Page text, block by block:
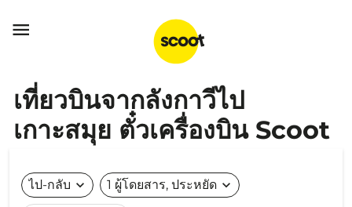

เที่ยวบินจากลังกาวีไป
เกาะสมุย ตั๋วเครื่องบิน Scoot
ไป-กลับ expand_more 1 ผู้โดยสาร, ประหยัด expand_more